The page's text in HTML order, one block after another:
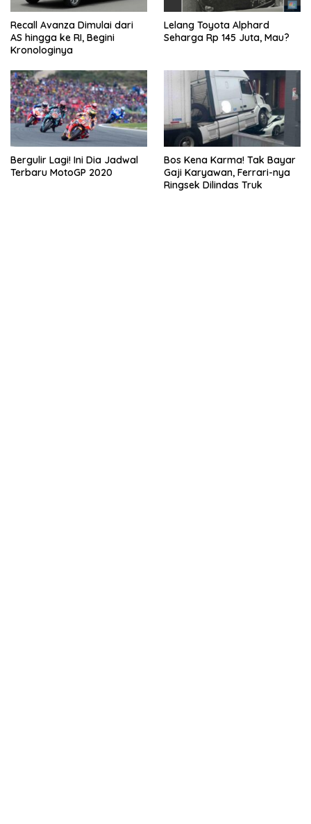
Recall Avanza Dimulai dari
AS hingga ke RI, Begini
Kronologinya
Lelang Toyota Alphard
Seharga Rp 145 Juta, Mau?
Bergulir Lagi! Ini Dia Jadwal
Terbaru MotoGP 2020
Bos Kena Karma! Tak Bayar
Gaji Karyawan, Ferrari-nya
Ringsek Dilindas Truk